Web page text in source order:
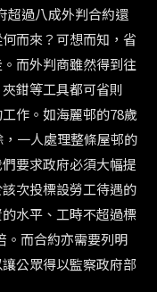
超過八成外判合約還
而來？可想而知，省
而外判商雖然得到往
鉗等工具都可省則
作。如海麗邨的78歲
一人處理整條屋邨的
要求政府必須大幅提
次投標設勞工待遇的
水平、工時不超過標
。而合約亦需要列明
公眾得以監察政府部